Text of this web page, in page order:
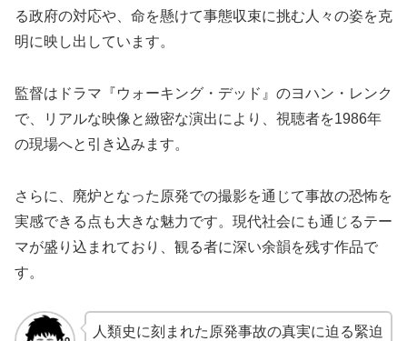
る政府の対応や、命を懸けて事態収束に挑む人々の姿を克
明に映し出しています。
監督はドラマ『ウォーキング・デッド』のヨハン・レンク
で、リアルな映像と緻密な演出により、視聴者を1986年
の現場へと引き込みます。
さらに、廃炉となった原発での撮影を通じて事故の恐怖を
実感できる点も大きな魅力です。現代社会にも通じるテー
マが盛り込まれており、観る者に深い余韻を残す作品で
す。
人類史に刻まれた原発事故の真実に迫る緊迫